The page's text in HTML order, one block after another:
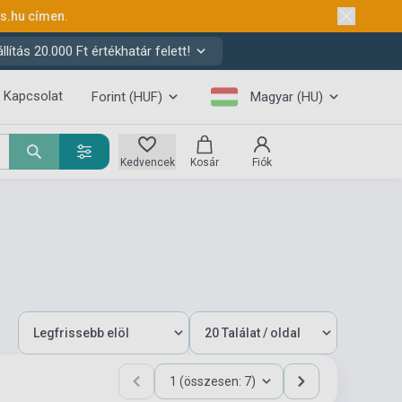
címen.
20.000 Ft értékhatár felett!
Kapcsolat Forint (HUF) Magyar (HU)
Kedvencek Kosár Fiók
1 (összesen: 7)